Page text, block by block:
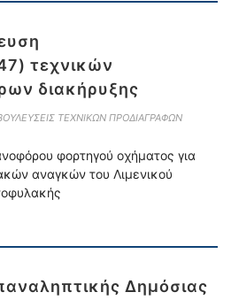
τεχνικών
διακήρυξης
ΤΕΧΝΙΚΩΝ ΠΡΟΔΙΑΓΡΑΦΩΝ
φορτηγού οχήματος για
αναγκών του Λιμενικού
Δημόσιας